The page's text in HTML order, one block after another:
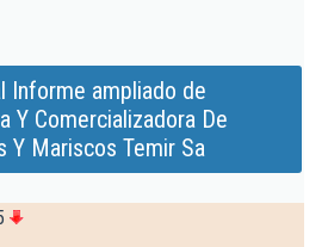
Informe ampliado de
Y Comercializadora De
Y Mariscos Temir Sa